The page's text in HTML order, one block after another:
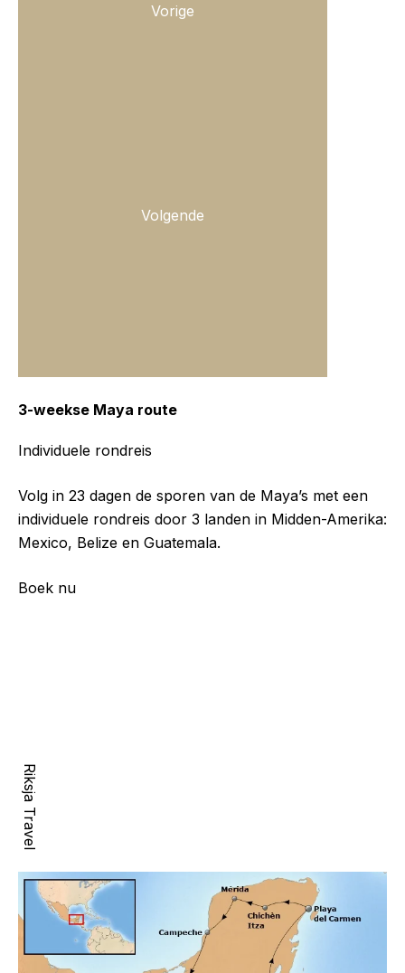
Vorige
Volgende
3-weekse Maya route
Individuele rondreis
Volg in 23 dagen de sporen van de Maya’s met een
individuele rondreis door 3 landen in Midden-Amerika:
Mexico, Belize en Guatemala.
Boek nu
Riksja Travel